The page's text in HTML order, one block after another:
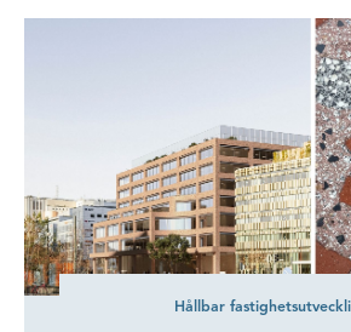
Basudha Bhattarai
Fasaden på nya
Hållbar